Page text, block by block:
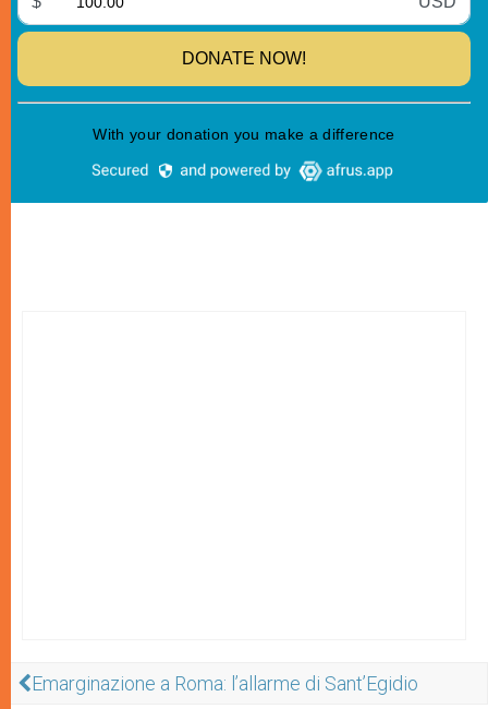
Emarginazione a Roma: l’allarme di Sant’Egidio